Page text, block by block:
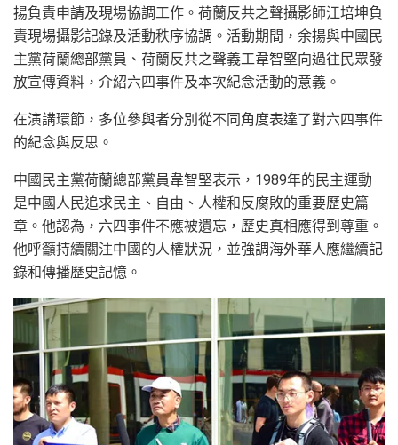
揚負責申請及現場協調工作。荷蘭反共之聲攝影師江培坤負
責現場攝影記錄及活動秩序協調。活動期間，余揚與中國民
主黨荷蘭總部黨員、荷蘭反共之聲義工韋智堅向過往民眾發
放宣傳資料，介紹六四事件及本次紀念活動的意義。
在演講環節，多位參與者分別從不同角度表達了對六四事件
的紀念與反思。
中國民主黨荷蘭總部黨員韋智堅表示，1989年的民主運動
是中國人民追求民主、自由、人權和反腐敗的重要歷史篇
章。他認為，六四事件不應被遺忘，歷史真相應得到尊重。
他呼籲持續關注中國的人權狀況，並強調海外華人應繼續記
錄和傳播歷史記憶。